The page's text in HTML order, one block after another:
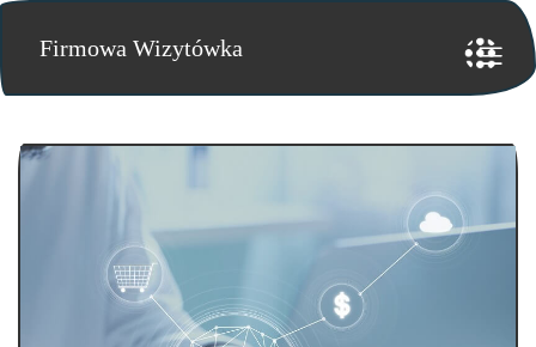
Firmowa Wizytówka